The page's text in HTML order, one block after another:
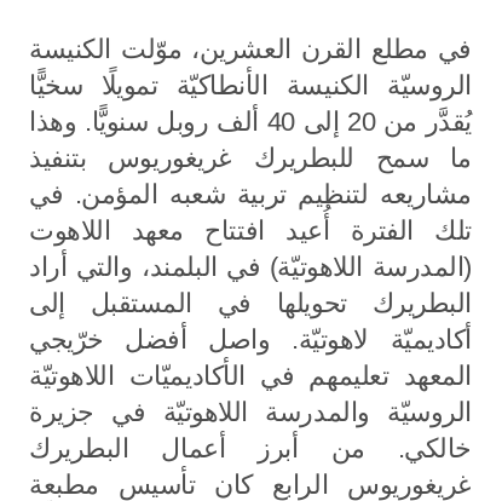
في مطلع القرن العشرين، موّلت الكنيسة
الروسيّة الكنيسة الأنطاكيّة تمويلًا سخيًّا
يُقدَّر من 20 إلى 40 ألف روبل سنويًّا. وهذا
ما سمح للبطريرك غريغوريوس بتنفيذ
مشاريعه لتنظيم تربية شعبه المؤمن. في
تلك الفترة أُعيد افتتاح معهد اللاهوت
(المدرسة اللاهوتيّة) في البلمند، والتي أراد
البطريرك تحويلها في المستقبل إلى
أكاديميّة لاهوتيّة. واصل أفضل خرّيجي
المعهد تعليمهم في الأكاديميّات اللاهوتيّة
الروسيّة والمدرسة اللاهوتيّة في جزيرة
خالكي. من أبرز أعمال البطريرك
غريغوريوس الرابع كان تأسيس مطبعة